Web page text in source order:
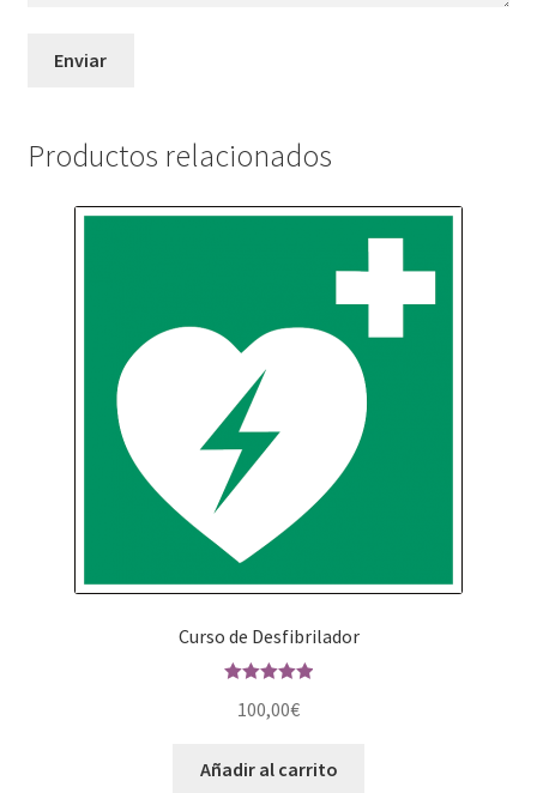
Productos relacionados
Curso de Desfibrilador
5.00de 5
100,00€
Añadir al carrito